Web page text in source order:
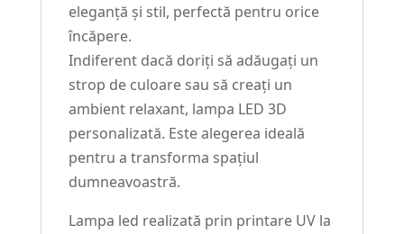
eleganță și stil, perfectă pentru orice
încăpere.
Indiferent dacă doriți să adăugați un
strop de culoare sau să creați un
ambient relaxant, lampa LED 3D
personalizată. Este alegerea ideală
pentru a transforma spațiul
dumneavoastră.
Lampa led realizată prin printare UV la